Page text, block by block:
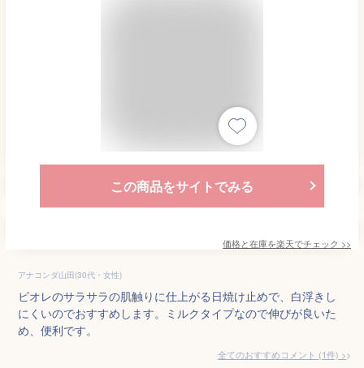
この商品をサイトでみる
価格と在庫を楽天でチェック >>
アナコンダ山田(30代・女性)
ビオレのサラサラの肌触りに仕上がる日焼け止めで、白浮きし
にくいのでおすすめします。ミルクタイプなので伸びが良いた
め、便利です。
全てのおすすめコメント (1件) >